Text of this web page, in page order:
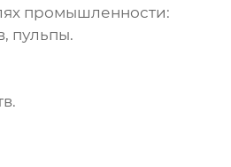
промышленности:
пульпы.